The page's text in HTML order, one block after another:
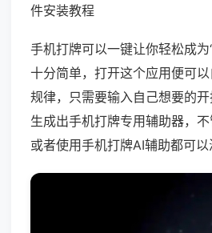
件安装教程
手机打牌可以一键让你轻松成
十分简单，打开这个应用便可
规律，只需要输入自己想要的
生成出手机打牌专用辅助器，
或者使用手机打牌AI辅助都可以